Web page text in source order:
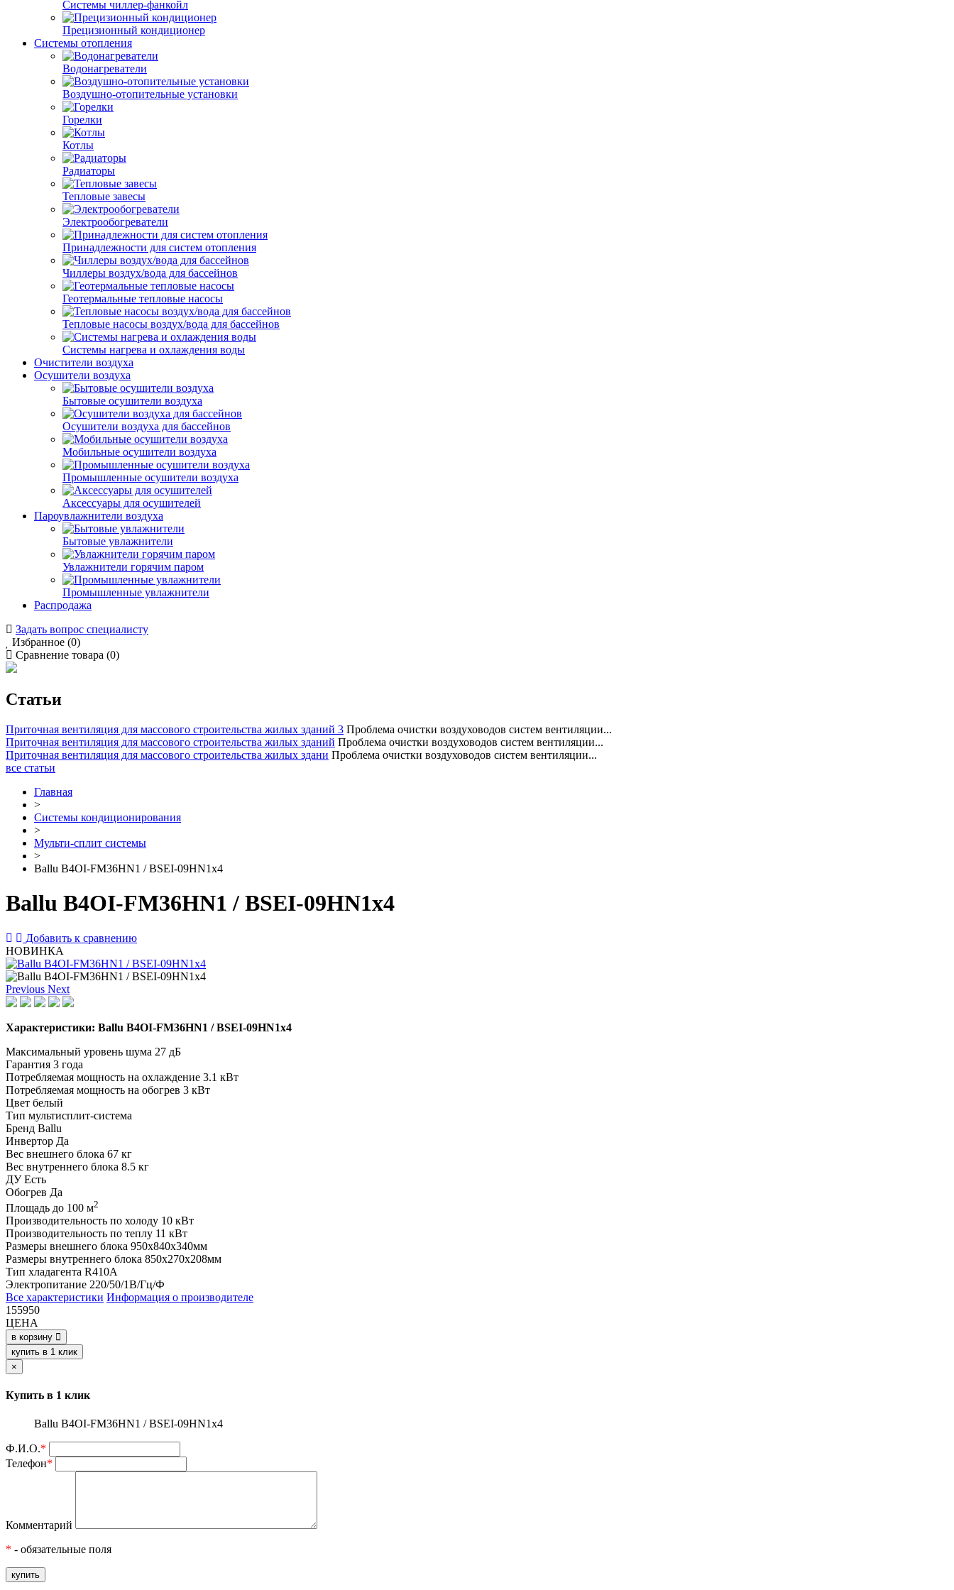
Системы чиллер-фанкойл
Прецизионный кондиционер
Системы отопления
Водонагреватели
Воздушно-отопительные установки
Горелки
Котлы
Радиаторы
Тепловые завесы
Электрообогреватели
Принадлежности для систем отопления
Чиллеры воздух/вода для бассейнов
Геотермальные тепловые насосы
Тепловые насосы воздух/вода для бассейнов
Системы нагрева и охлаждения воды
Очистители воздуха
Осушители воздуха
Бытовые осушители воздуха
Осушители воздуха для бассейнов
Мобильные осушители воздуха
Промышленные осушители воздуха
Аксессуары для осушителей
Пароувлажнители воздуха
Бытовые увлажнители
Увлажнители горячим паром
Промышленные увлажнители
Распродажа
Задать вопрос специалисту
Избранное (0)
Сравнение товара (0)
Статьи
Приточная вентиляция для массового строительства жилых зданий 3 Проблема очистки воздуховодов систем вентиляции...
Приточная вентиляция для массового строительства жилых зданий Проблема очистки воздуховодов систем вентиляции...
Приточная вентиляция для массового строительства жилых здани Проблема очистки воздуховодов систем вентиляции...
все статьи
Главная
>
Системы кондиционирования
>
Мульти-сплит системы
>
Ballu B4OI-FM36HN1 / BSEI-09HN1x4
Ballu B4OI-FM36HN1 / BSEI-09HN1x4
Добавить к сравнению
НОВИНКА
Previous Next
Характеристики: Ballu B4OI-FM36HN1 / BSEI-09HN1x4
Максимальный уровень шума 27 дБ
Гарантия 3 года
Потребляемая мощность на охлаждение 3.1 кВт
Потребляемая мощность на обогрев 3 кВт
Цвет белый
Тип мультисплит-система
Бренд Ballu
Инвертор Да
Вес внешнего блока 67 кг
Вес внутреннего блока 8.5 кг
ДУ Есть
Обогрев Да
Площадь до 100 м2
Производительность по холоду 10 кВт
Производительность по теплу 11 кВт
Размеры внешнего блока 950x840x340мм
Размеры внутреннего блока 850x270x208мм
Тип хладагента R410A
Электропитание 220/50/1В/Гц/Ф
Все характеристики Информация о производителе
155950
ЦЕНА
в корзину
купить в 1 клик
×
Купить в 1 клик
Ballu B4OI-FM36HN1 / BSEI-09HN1x4
Ф.И.О.*
Телефон*
Комментарий
* - обязательные поля